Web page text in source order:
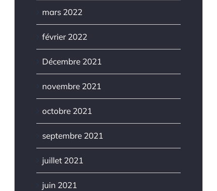
mars 2022
février 2022
Décembre 2021
novembre 2021
octobre 2021
septembre 2021
juillet 2021
juin 2021